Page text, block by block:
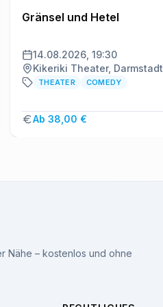
Gränsel und Hetel
14.08.2026, 19:30
Kikeriki Theater, Darmstadt
THEATER COMEDY
Ab 38,00 €
Nähe – kostenlos und ohne